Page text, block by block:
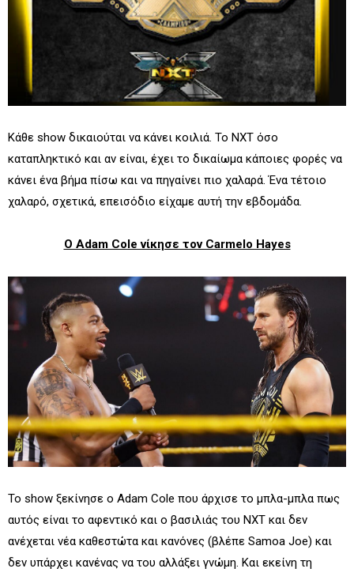
Κάθε show δικαιούται να κάνει κοιλιά. Το NXT όσο
καταπληκτικό και αν είναι, έχει το δικαίωμα κάποιες φορές να
κάνει ένα βήμα πίσω και να πηγαίνει πιο χαλαρά. Ένα τέτοιο
χαλαρό, σχετικά, επεισόδιο είχαμε αυτή την εβδομάδα.
Ο Adam Cole νίκησε τον Carmelo Hayes
Το show ξεκίνησε ο Adam Cole που άρχισε το μπλα-μπλα πως
αυτός είναι το αφεντικό και ο βασιλιάς του NXT και δεν
ανέχεται νέα καθεστώτα και κανόνες (βλέπε Samoa Joe) και
δεν υπάρχει κανένας να του αλλάξει γνώμη. Και εκείνη τη